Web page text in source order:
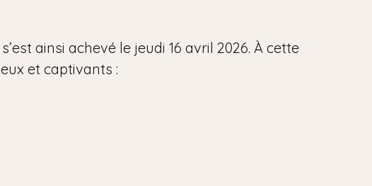
ainsi achevé le jeudi 16 avril 2026. À cette
et captivants :